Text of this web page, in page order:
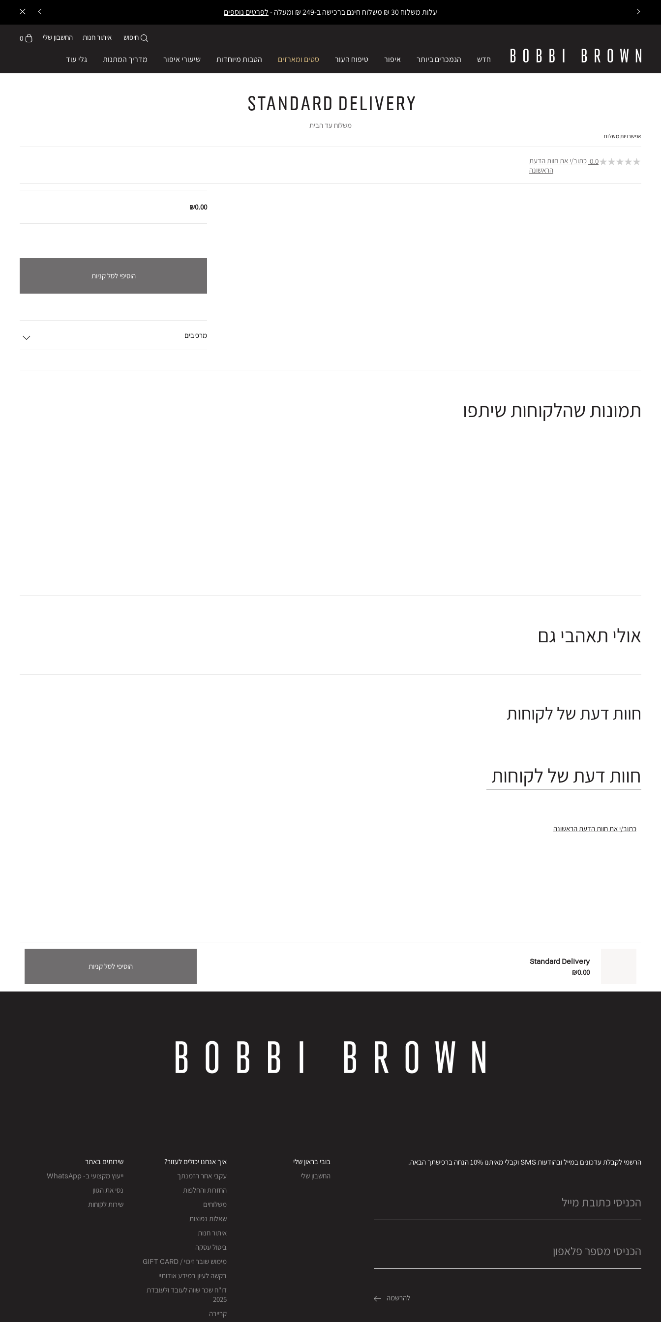
עלות משלוח 30 ₪ משלוח חינם ברכישה ב-249 ₪ ומעלה - לפרטים נוספים
חדש הנמכרים ביותר איפור טיפוח העור סטים ומארזים הטבות מיוחדות שיעורי איפור מדריך המתנות גלי עוד
חיפוש איתור חנות החשבון שלי 0
Standard Delivery
משלוח עד הבית
אפשרויות משלוח
0.0 כתוב/י את חוות הדעת
הראשונה
₪0.00
הוסיפי לסל קניות
מרכיבים
תמונות שהלקוחות שיתפו
אולי תאהבי גם
חוות דעת של לקוחות
חוות דעת של לקוחות
כתוב/י את חוות הדעת הראשונה
Standard Delivery
₪0.00
הוסיפי לסל קניות
הרשמי לקבלת עדכונים במייל ובהודעות SMS וקבלי מאיתנו 10% הנחה ברכישתך הבאה.
בובי בראון שלי
החשבון שלי
איך אנחנו יכולים לעזור?
עקבי אחר הזמנתך
החזרות והחלפות
משלוחים
שאלות נפוצות
איתור חנות
ביטול עסקה
מימוש שובר זיכוי / GIFT CARD
בקשה לעיון במידע אודותיי
דו"ח שכר שווה לעובד ולעובדת
2025
קריירה
שירותים באתר
ייעוץ מקצועי ב- WhatsApp
נסי את הגוון
שירות לקוחות